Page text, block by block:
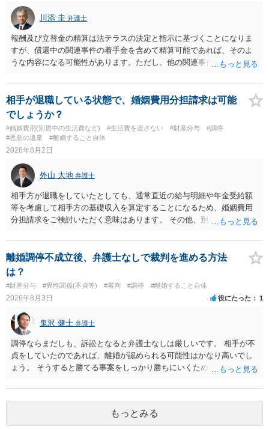
川添 圭 弁護士
報酬及び立替金の精算は法テラスの決定と指示に基づくことになりま
すが、償還中の関連事件の着手金を含めて精算可能であれば、そのよ
うな内容になる可能性があります。ただし、他の関連事件でも相手方
情によって対応が違いますので、法テラスへお尋ねいただいた方が確
実です。
相手が退職している状態で、婚姻費用分担請求は可能
でしょうか？
#婚姻費用(別居中の生活費など) #生活費を渡さない #財産分与
#調停
#悪意の遺棄
#離婚すること自体
2026年8月2日
外山 大地 弁護士
相手方が退職をしていたとしても、通常直近の給与明細や年金受給額
等を考慮して相手方の基礎収入を算定することになるため、婚姻費用
分担請求をご検討いただく意味はあります。 その他、別居の経緯、質
て、ご検討いただくのが良いかと思います。
離婚調停不成立後、弁護士なしで裁判を進める方法
は？
#財産分与 #異性関係(不貞等) #審判 #調停 #離婚すること自体
2026年8月3日 役にたった 1
鬼沢 健士 弁護士
調停ならまだしも、訴訟となると弁護士なしは厳しいです。 相手が不
貞をしていたのであれば、離婚が認められる可能性はかなり高いでし
ょう。 そうすると勝てる事案をしっかり勝ちにいくためにも弁護士委
もっとみる